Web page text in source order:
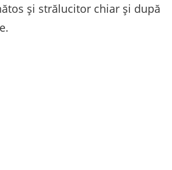
și strălucitor chiar și după